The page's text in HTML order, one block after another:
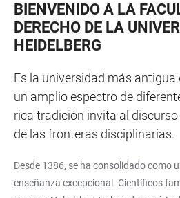
BIENVENIDO A LA
DERECHO DE LA
HEIDELBERG
Es la universidad más antigua
un amplio espectro de
rica tradición invita al
de las fronteras disciplinarias.
Desde 1386, se ha consolidado como
enseñanza excepcional. Científicos